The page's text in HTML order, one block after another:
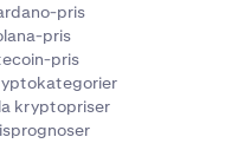
pris
pris
pris
kryptopriser